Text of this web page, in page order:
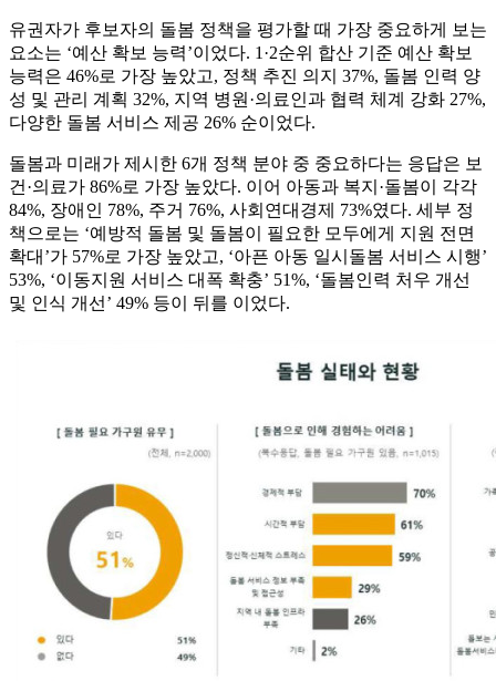
유권자가 후보자의 돌봄 정책을 평가할 때 가장 중요하게 보는
요소는 ‘예산 확보 능력’이었다. 1·2순위 합산 기준 예산 확보
능력은 46%로 가장 높았고, 정책 추진 의지 37%, 돌봄 인력 양
성 및 관리 계획 32%, 지역 병원·의료인과 협력 체계 강화 27%,
다양한 돌봄 서비스 제공 26% 순이었다.
돌봄과 미래가 제시한 6개 정책 분야 중 중요하다는 응답은 보
건·의료가 86%로 가장 높았다. 이어 아동과 복지·돌봄이 각각
84%, 장애인 78%, 주거 76%, 사회연대경제 73%였다. 세부 정
책으로는 ‘예방적 돌봄 및 돌봄이 필요한 모두에게 지원 전면
확대’가 57%로 가장 높았고, ‘아픈 아동 일시돌봄 서비스 시행’
53%, ‘이동지원 서비스 대폭 확충’ 51%, ‘돌봄인력 처우 개선
및 인식 개선’ 49% 등이 뒤를 이었다.